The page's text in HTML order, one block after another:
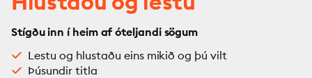
Stígðu inn í heim af óteljandi sögum
Lestu og hlustaðu eins mikið og þú vilt
Þúsundir titla